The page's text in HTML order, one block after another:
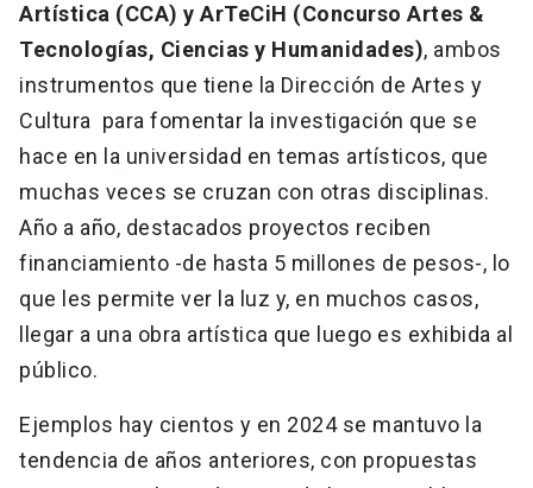
Artística (CCA) y ArTeCiH (Concurso Artes &
Tecnologías, Ciencias y Humanidades), ambos
instrumentos que tiene la Dirección de Artes y
Cultura para fomentar la investigación que se
hace en la universidad en temas artísticos, que
muchas veces se cruzan con otras disciplinas.
Año a año, destacados proyectos reciben
financiamiento -de hasta 5 millones de pesos-, lo
que les permite ver la luz y, en muchos casos,
llegar a una obra artística que luego es exhibida al
público.
Ejemplos hay cientos y en 2024 se mantuvo la
tendencia de años anteriores, con propuestas